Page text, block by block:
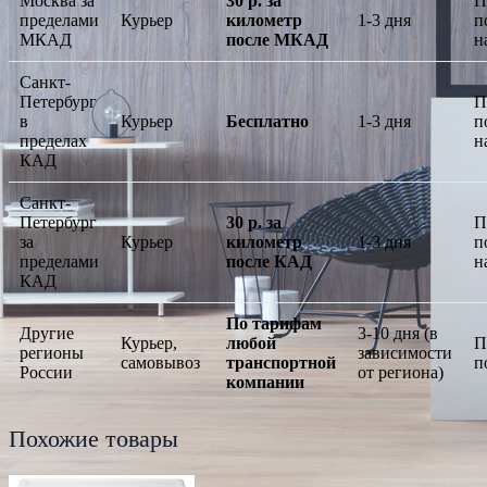
пределами
МКАД
Курьер
километр
после МКАД
1-3 дня
Санкт-
Петербург
в
пределах
КАД
Курьер Бесплатно 1-3 дня
Санкт-
Петербург
за
пределами
КАД
Курьер
30 р. за
километр
после КАД
1-3 дня
Другие
регионы
России
Курьер,
самовывоз
По тарифам
любой
транспортной
компании
3-10 дня (в
зависимости
от региона)
Похожие товары